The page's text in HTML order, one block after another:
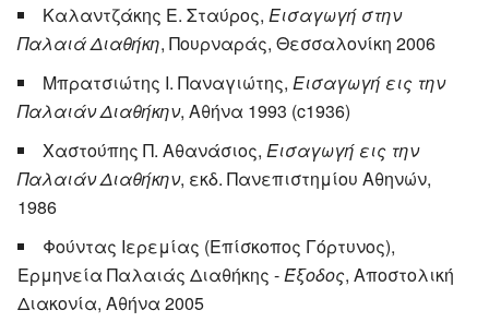
Καλαντζάκης Ε. Σταύρος, Εισαγωγή στην
Παλαιά Διαθήκη, Πουρναράς, Θεσσαλονίκη 2006
Μπρατσιώτης Ι. Παναγιώτης, Εισαγωγή εις την
Παλαιάν Διαθήκην, Αθήνα 1993 (c1936)
Χαστούπης Π. Αθανάσιος, Εισαγωγή εις την
Παλαιάν Διαθήκην, εκδ. Πανεπιστημίου Αθηνών,
1986
Φούντας Ιερεμίας (Επίσκοπος Γόρτυνος),
Ερμηνεία Παλαιάς Διαθήκης -Έξοδος, Αποστολική
Διακονία, Αθήνα 2005